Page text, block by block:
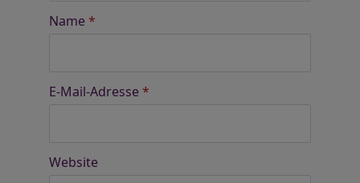
Name *
E-Mail-Adresse *
Website